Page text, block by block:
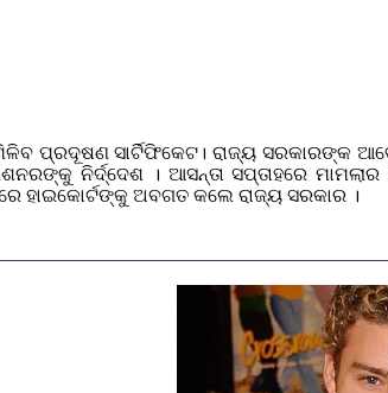
ପ୍ରଦୂଷଣ ସାର୍ଟିଫିକେଟ। ରାଜ୍ୟ ସରକାରଙ୍କ
ନିର୍ଦ୍ଦେଶ । ଆସନ୍ତା ସପ୍ତାହରେ ମାମଲାର
ହାଇକୋର୍ଟଙ୍କୁ ଅବଗତ କଲେ ରାଜ୍ୟ ସରକାର ।